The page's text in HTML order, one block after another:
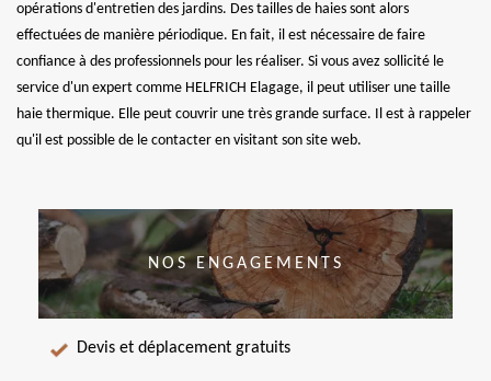
opérations d'entretien des jardins. Des tailles de haies sont alors
effectuées de manière périodique. En fait, il est nécessaire de faire
confiance à des professionnels pour les réaliser. Si vous avez sollicité le
service d'un expert comme HELFRICH Elagage, il peut utiliser une taille
haie thermique. Elle peut couvrir une très grande surface. Il est à rappeler
qu'il est possible de le contacter en visitant son site web.
NOS ENGAGEMENTS
Devis et déplacement gratuits